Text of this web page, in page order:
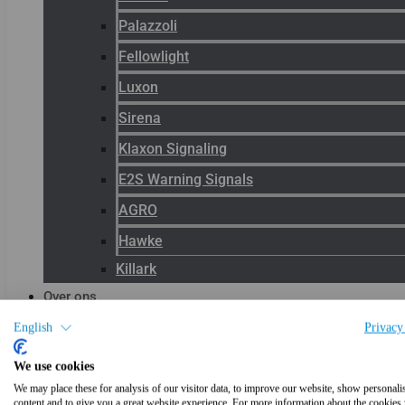
English
We use cookies
We may place these for analysis of our visitor data, to improve our website, show
Palazzoli
Fellowlight
Luxon
Sirena
Klaxon Signaling
E2S Warning Signals
AGRO
Hawke
Killark
Over ons
Blog
Productnieuws